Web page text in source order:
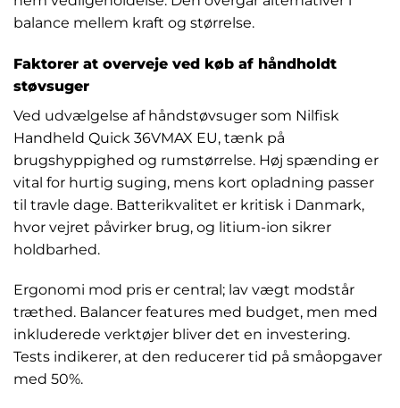
balance mellem kraft og størrelse.
Faktorer at overveje ved køb af håndholdt
støvsuger
Ved udvælgelse af håndstøvsuger som Nilfisk
Handheld Quick 36VMAX EU, tænk på
brugshyppighed og rumstørrelse. Høj spænding er
vital for hurtig suging, mens kort opladning passer
til travle dage. Batterikvalitet er kritisk i Danmark,
hvor vejret påvirker brug, og litium-ion sikrer
holdbarhed.
Ergonomi mod pris er central; lav vægt modstår
træthed. Balancer features med budget, men med
inkluderede verktøjer bliver det en investering.
Tests indikerer, at den reducerer tid på småopgaver
med 50%.